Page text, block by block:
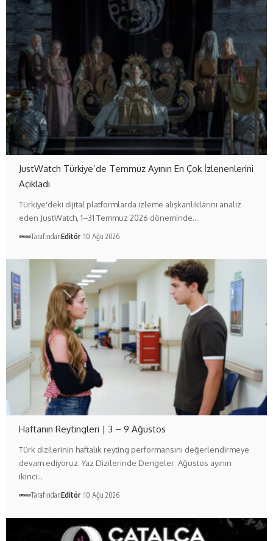
JustWatch Türkiye’de Temmuz Ayının En Çok İzlenenlerini
Açıkladı
Türkiye'deki dijital platformlarda izleme alışkanlıklarını analiz
eden JustWatch, 1–31 Temmuz 2026 döneminde…
TarafındanEditör 10 Ağu 2026
Haftanın Reytingleri | 3 – 9 Ağustos
Türk dizilerinin haftalık reyting performansını değerlendirmeye
devam ediyoruz. Yaz Dizilerinde Dengeler Ağustos ayının
ikinci…
TarafındanEditör 10 Ağu 2026